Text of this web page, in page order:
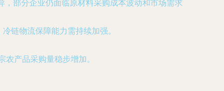
部分企业仍面临原材料采购成本波动和市场需求
链物流保障能力需持续加强。
产品采购量稳步增加。